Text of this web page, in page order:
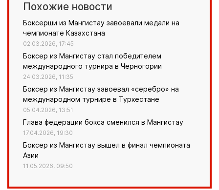
Похожие новости
Боксерши из Мангистау завоевали медали на
чемпионате Казахстана
02.03.2026, 17:45
Боксер из Мангистау стал победителем
международного турнира в Черногории
24.03.2026, 11:35
Боксер из Мангистау завоевал «серебро» на
международном турнире в Туркестане
05.04.2026, 13:51
Глава федерации бокса сменился в Мангистау
17.04.2026, 19:30
Боксер из Мангистау вышел в финал чемпионата
Азии
11.05.2026, 09:50